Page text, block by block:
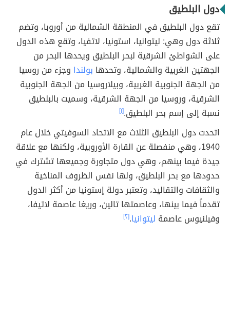
دول البلطيق
تقع دول البلطيق في المنطقة الشمالية من أوروبا، وتضم
ثلاثة دول وهي: ليتوانيا، استونيا، لاتفيا، وتقع هذه الدول
على الشواطئ الشرقية لبحر البلطيق ويحدها البحر من
الجهتين الغربية والشمالية، وتحدها بولندا وجزء من روسيا
من الجهة الجنوبية الغربية، وبيلاروسيا من الجهة الجنوبية
الشرقية، وروسيا من الجهة الشرقية، وسميت بالبلطيق
نسبة إلى إسم بحر البلطيق.[١]
اتحدت دول البلطيق الثلاث مع الاتحاد السوفيتي خلال عام
1940، وهي منفصلة عن القارة الأوروبية، ولكنها مع علاقة
جيدة فيما بينهم، وهي دول متجاورة وجميعها تشترك في
حدودها مع بحر البلطيق، ولها نفس الظروف المناخية
والثقافات والتقاليد، وتعتبر دولة إستونيا من أكثر الدول
تقدماً فيما بينها، وعاصمتها تالين، وريغا عاصمة لاتيفا،
وفيلنيوس عاصمة ليتوانيا.[٢]